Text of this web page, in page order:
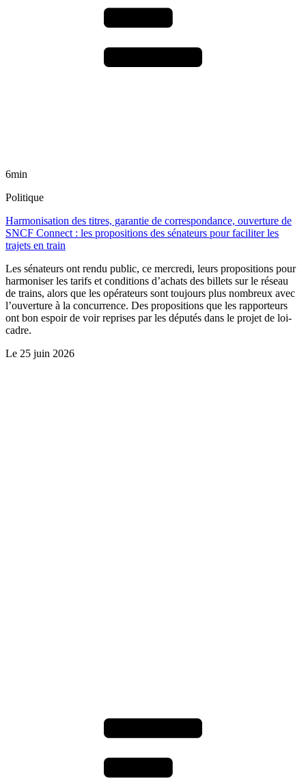
6min
Politique
Harmonisation des titres, garantie de correspondance, ouverture de
SNCF Connect : les propositions des sénateurs pour faciliter les
trajets en train
Les sénateurs ont rendu public, ce mercredi, leurs propositions pour
harmoniser les tarifs et conditions d’achats des billets sur le réseau
de trains, alors que les opérateurs sont toujours plus nombreux avec
l’ouverture à la concurrence. Des propositions que les rapporteurs
ont bon espoir de voir reprises par les députés dans le projet de loi-
cadre.
Le 25 juin 2026